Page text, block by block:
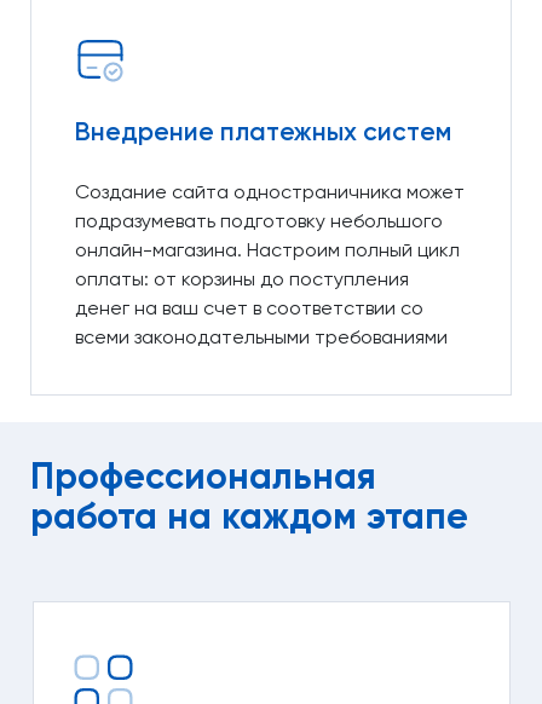
Внедрение платежных систем
Создание сайта одностраничника может
подразумевать подготовку небольшого
онлайн-магазина. Настроим полный цикл
оплаты: от корзины до поступления
денег на ваш счет в соответствии со
всеми законодательными требованиями
Профессиональная
работа на каждом этапе